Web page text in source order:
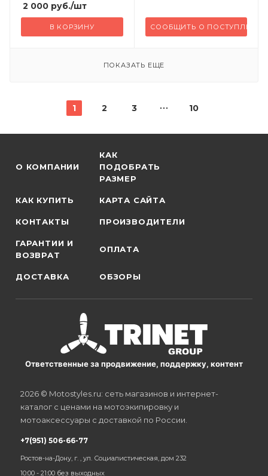
2 000 руб./шт
В КОРЗИНУ СООБЩИТЬ О ПОСТУПЛЕНИИ
ПОКАЗАТЬ ЕЩЕ
1 2 3 10
О КОМПАНИИ
КАК
ПОДОБРАТЬ
РАЗМЕР
КАК КУПИТЬ КАРТА САЙТА
КОНТАКТЫ ПРОИЗВОДИТЕЛИ
ГАРАНТИИ И
ВОЗВРАТ
ОПЛАТА
ДОСТАВКА ОБЗОРЫ
Ответственные за продвижение, поддержку, контент
2026 © Motostyles.ru: сеть магазинов и интернет-
каталог с ценами на мотоэкипировку и
мотоаксессуары с доставкой по России.
+7(951) 506-66-77
Ростов-на-Дону, г. , ул. Социалистическая, дом 232
10:00 - 21:00 без выходных